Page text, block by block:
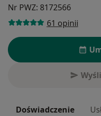
Nr PWZ: 8172566
61 opinii
Doświadczenie